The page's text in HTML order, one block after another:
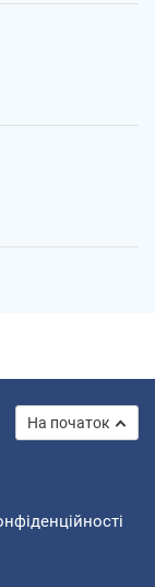
На початок